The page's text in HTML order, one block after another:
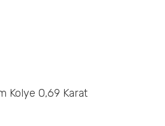
Kolye 0,69 Karat